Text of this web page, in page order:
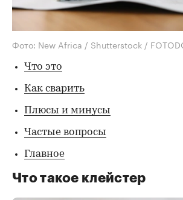
Фото: New Africa / Shutterstock /
Что это
Как сварить
Плюсы и минусы
Частые вопросы
Главное
Что такое клейстер